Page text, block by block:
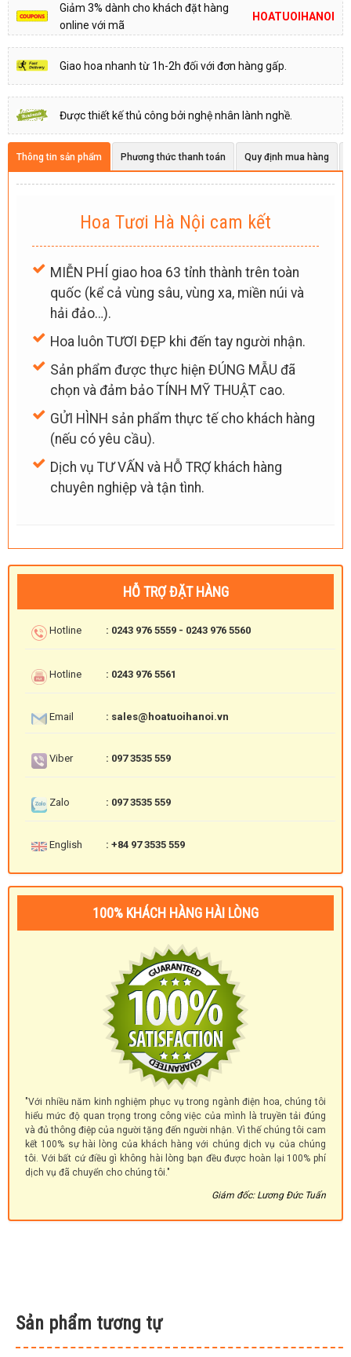
Giảm 3% dành cho khách đặt hàng
online với mã
HOATUOIHANOI
Giao hoa nhanh từ 1h-2h đối với đơn hàng gấp.
Được thiết kế thủ công bởi nghệ nhân lành nghề.
Thông tin sản phẩm Phương thức thanh toán Quy định mua hàng
Hoa Tươi Hà Nội cam kết
MIỄN PHÍ giao hoa 63 tỉnh thành trên toàn
quốc (kể cả vùng sâu, vùng xa, miền núi và
hải đảo…).
Hoa luôn TƯƠI ĐẸP khi đến tay người nhận.
Sản phẩm được thực hiện ĐÚNG MẪU đã
chọn và đảm bảo TÍNH MỸ THUẬT cao.
GỬI HÌNH sản phẩm thực tế cho khách hàng
(nếu có yêu cầu).
Dịch vụ TƯ VẤN và HỖ TRỢ khách hàng
chuyên nghiệp và tận tình.
HỖ TRỢ ĐẶT HÀNG
Hotline : 0243 976 5559 - 0243 976 5560
Hotline : 0243 976 5561
Email : sales@hoatuoihanoi.vn
Viber : 097 3535 559
Zalo : 097 3535 559
English : +84 97 3535 559
100% KHÁCH HÀNG HÀI LÒNG
"Với nhiều năm kinh nghiệm phục vụ trong ngành điện hoa, chúng tôi
hiểu mức độ quan trọng trong công việc của mình là truyền tải đúng
và đủ thông điệp của người tặng đến người nhận. Vì thế chúng tôi cam
kết 100% sự hài lòng của khách hàng với chúng dịch vụ của chúng
tôi. Với bất cứ điều gì không hài lòng bạn đều được hoàn lại 100% phí
dịch vụ đã chuyển cho chúng tôi."
Giám đốc: Lương Đức Tuấn
Sản phẩm tương tự